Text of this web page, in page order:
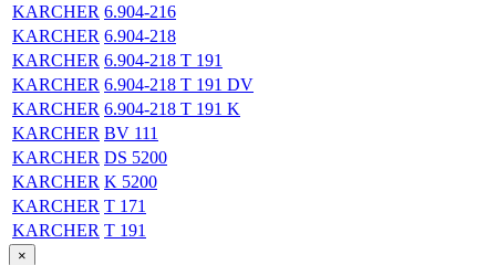
KARCHER 6.904-216
KARCHER 6.904-218
KARCHER 6.904-218 T 191
KARCHER 6.904-218 T 191 DV
KARCHER 6.904-218 T 191 K
KARCHER BV 111
KARCHER DS 5200
KARCHER K 5200
KARCHER T 171
KARCHER T 191
×